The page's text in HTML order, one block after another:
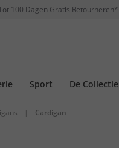
100 Dagen Gratis Retourneren*
Sport De Collectie
| Cardigan